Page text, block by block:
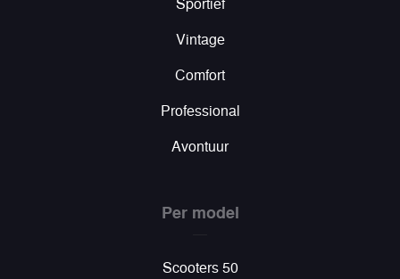
Vintage
Comfort
Professional
Avontuur
Per model
Scooters 50